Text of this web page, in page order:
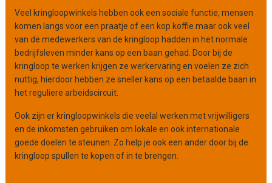
Veel kringloopwinkels hebben ook een sociale functie, mensen
komen langs voor een praatje of een kop koffie maar ook veel
van de medewerkers van de kringloop hadden in het normale
bedrijfsleven minder kans op een baan gehad. Door bij de
kringloop te werken krijgen ze werkervaring en voelen ze zich
nuttig, hierdoor hebben ze sneller kans op een betaalde baan in
het reguliere arbeidscircuit.
Ook zijn er kringloopwinkels die veelal werken met vrijwilligers
en de inkomsten gebruiken om lokale en ook internationale
goede doelen te steunen. Zo help je ook een ander door bij de
kringloop spullen te kopen of in te brengen.